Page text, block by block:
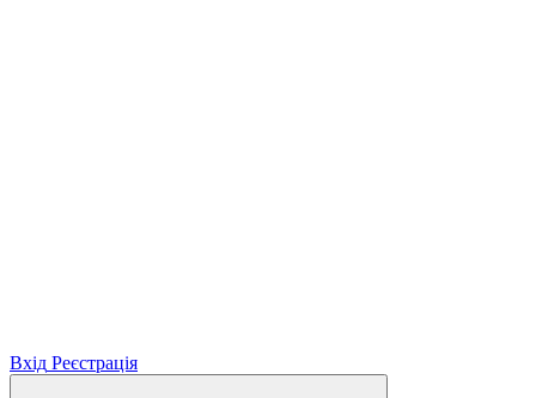
Вхід Реєстрація